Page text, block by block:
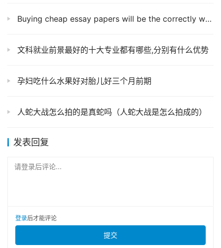
Buying cheap essay papers will be the correctly way to conserve time and stop the pressure of writing a paper yourself
文科就业前景最好的十大专业都有哪些,分别有什么优势
孕妇吃什么水果好对胎儿好三个月前期
人蛇大战怎么拍的是真蛇吗（人蛇大战是怎么拍成的）
发表回复
请登录后评论...
登录后才能评论
提交